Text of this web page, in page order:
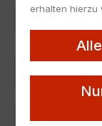
Material
erhalten hierzu